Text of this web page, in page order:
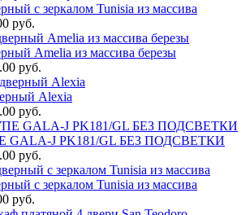
с зеркалом Tunisia из массива
руб.
Amelia из массива березы
руб.
Alexia
руб.
J PK181/GL БЕЗ ПОДСВЕТКИ
руб.
с зеркалом Tunisia из массива
руб.